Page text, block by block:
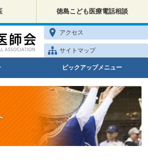
徳島こども医療電話相談
アクセス
サイトマップ
ピックアップメニュー